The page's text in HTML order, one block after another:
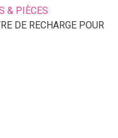
& PIÈCES
DE RECHARGE POUR